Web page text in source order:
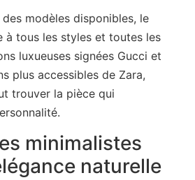
modèles disponibles, le
à tous les styles et toutes les
luxueuses signées Gucci et
plus accessibles de Zara,
trouver la pièce qui
minimalistes
naturelle